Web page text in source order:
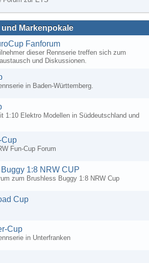
und Markenpokale
Fanforum
dieser Rennserie treffen sich zum
und Diskussionen.
in Baden-Württemberg.
1:10 Elektro Modellen in Süddeutschland und
Cup
Fun-Cup Forum
1:8 NRW CUP
zum Brushless Buggy 1:8 NRW Cup
Cup
Cup
in Unterfranken